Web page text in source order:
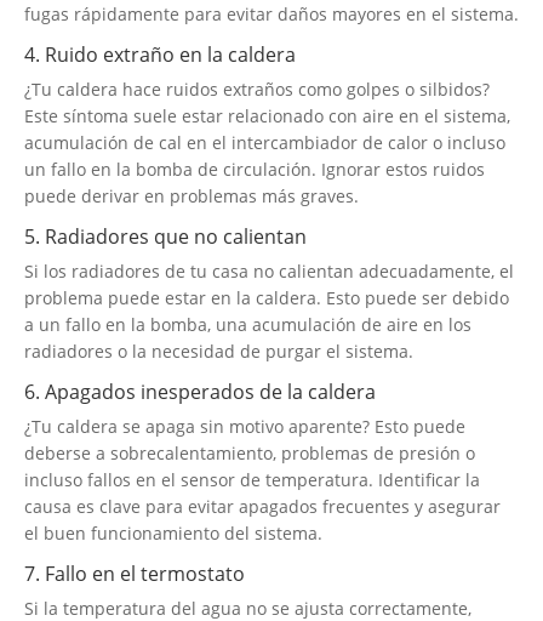
fugas rápidamente para evitar daños mayores en el sistema.
4. Ruido extraño en la caldera
¿Tu caldera hace ruidos extraños como golpes o silbidos?
Este síntoma suele estar relacionado con aire en el sistema,
acumulación de cal en el intercambiador de calor o incluso
un fallo en la bomba de circulación. Ignorar estos ruidos
puede derivar en problemas más graves.
5. Radiadores que no calientan
Si los radiadores de tu casa no calientan adecuadamente, el
problema puede estar en la caldera. Esto puede ser debido
a un fallo en la bomba, una acumulación de aire en los
radiadores o la necesidad de purgar el sistema.
6. Apagados inesperados de la caldera
¿Tu caldera se apaga sin motivo aparente? Esto puede
deberse a sobrecalentamiento, problemas de presión o
incluso fallos en el sensor de temperatura. Identificar la
causa es clave para evitar apagados frecuentes y asegurar
el buen funcionamiento del sistema.
7. Fallo en el termostato
Si la temperatura del agua no se ajusta correctamente,